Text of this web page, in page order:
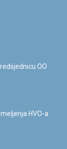
OO
HVO-a